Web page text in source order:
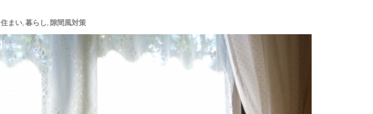
住まい, 暮らし, 隙間風対策